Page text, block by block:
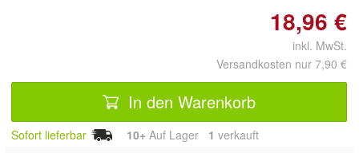
18,96 €
inkl. MwSt.
Versandkosten nur 7,90 €
In den Warenkorb
Sofort lieferbar 10+ Auf Lager 1 verkauft